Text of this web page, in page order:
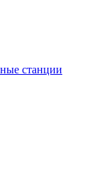
станции